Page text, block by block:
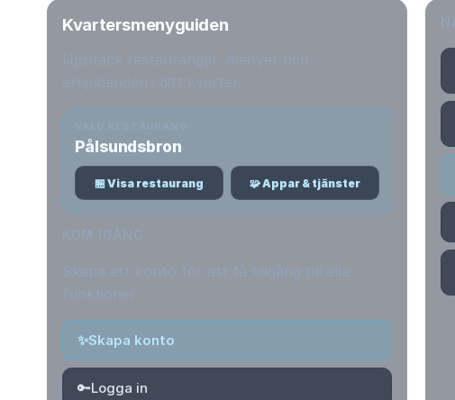
Kvartersmenyguiden
Pålsundsbron
🏪 Visa restaurang 🧩 Appar & tjänster
✨Skapa konto
🔑Logga in